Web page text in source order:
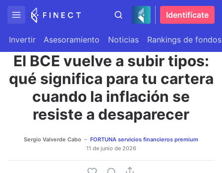
Identifícate
Invertir Asesoramiento Noticias Rankings de fondos
El BCE vuelve a subir tipos:
qué significa para tu cartera
cuando la inflación se
resiste a desaparecer
Sergio Valverde Cabo
FORTUNA servicios financieros premium
11 de junio de 2026